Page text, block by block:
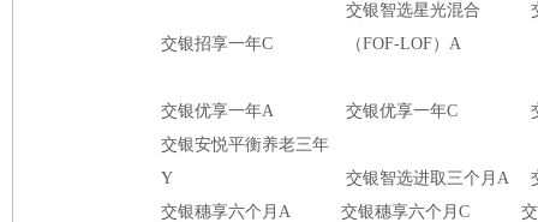
交银招享一年C
交银智选星光混合
（FOF-LOF）A
交银优享一年A 交银优享一年C
交银安悦平衡养老三年
Y
交银智选进取三个月A
交银穗享六个月A
交银穗享六个月C